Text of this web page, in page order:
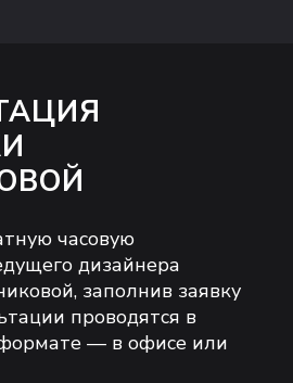
часовую
дизайнера
заполнив заявку
проводятся в
— в офисе или